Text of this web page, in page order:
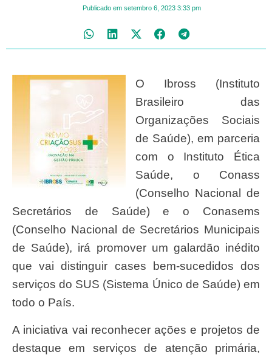
Publicado em setembro 6, 2023 3:33 pm
O Ibross (Instituto
Brasileiro das
Organizações Sociais
de Saúde), em parceria
com o Instituto Ética
Saúde, o Conass
(Conselho Nacional de
Secretários de Saúde) e o Conasems
(Conselho Nacional de Secretários Municipais
de Saúde), irá promover um galardão inédito
que vai distinguir cases bem-sucedidos dos
serviços do SUS (Sistema Único de Saúde) em
todo o País.
A iniciativa vai reconhecer ações e projetos de
destaque em serviços de atenção primária,